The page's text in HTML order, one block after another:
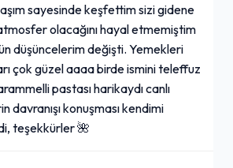
sayesinde keşfettim sizi gidene
olacağını hayal etmemiştim
düşüncelerim değişti. Yemekleri
çok güzel aaaa birde ismini teleffuz
pastası harikaydı canlı
davranışı konuşması kendimi
teşekkürler 🌺